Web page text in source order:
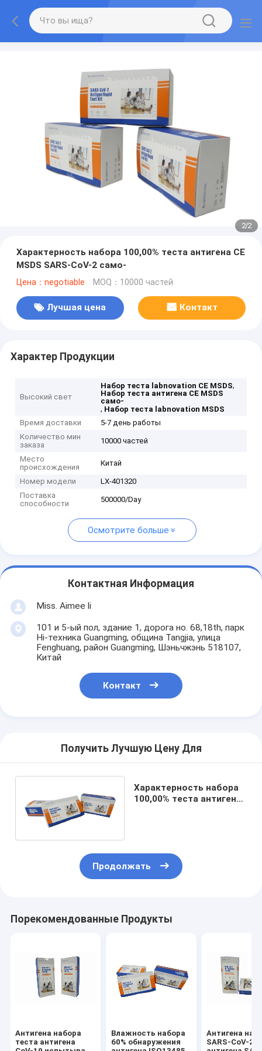
2/2
Характерность набора 100,00% теста антигена CE
MSDS SARS-CoV-2 само-
Цена：negotiable MOQ：10000 частей
Лучшая цена Контакт
Характер Продукции
Высокий свет
Набор теста labnovation CE MSDS,
Набор теста антигена CE MSDS
само-
, Набор теста labnovation MSDS
Время доставки
5-7 день работы
Количество мин
заказа
10000 частей
Место
происхождения
Китай
Номер модели
LX-401320
Поставка
способности
500000/Day
Осмотрите больше
Контактная Информация
Miss. Aimee li
101 и 5-ый пол, здание 1, дорога но. 68,18th, парк
Hi-техника Guangming, община Tangjia, улица
Fenghuang, район Guangming, Шэньчжэнь 518107,
Китай
Контакт
Получить Лучшую Цену Для
Характерность набора
100,00% теста антигена
Продолжать
Порекомендованные Продукты
Антигена набора
теста антигена
Влажность набора
60% обнаружения
Антигена
SARS-CoV-2